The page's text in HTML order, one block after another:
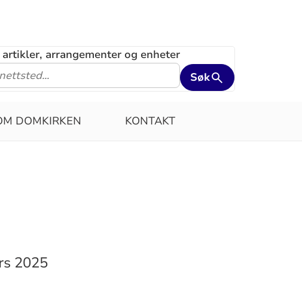
arrangementer og enheter
Søk
DOMKIRKEN KONTAKT
2025